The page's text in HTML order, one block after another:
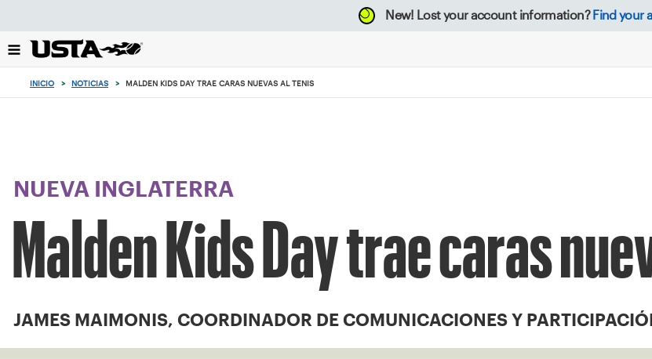
el
botón
New! Lost your account information? Find your
INICIO > NOTICIAS > MALDEN KIDS DAY TRAE CARAS NUEVAS AL TENIS
NUEVA INGLATERRA
Malden Kids Day trae caras
JAMES MAIMONIS, COORDINADOR DE COMUNICACIONES Y